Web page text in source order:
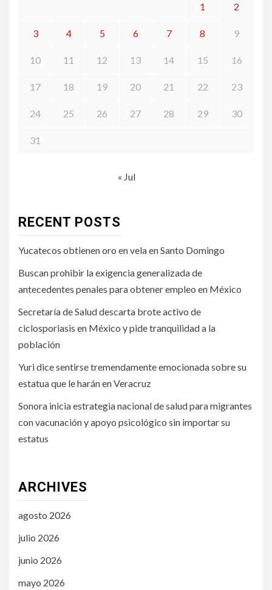
1 2
3 4 5 6 7 8 9
10 11 12 13 14 15 16
17 18 19 20 21 22 23
24 25 26 27 28 29 30
31
« Jul
RECENT POSTS
Yucatecos obtienen oro en vela en Santo Domingo
Buscan prohibir la exigencia generalizada de
antecedentes penales para obtener empleo en México
Secretaría de Salud descarta brote activo de
ciclosporiasis en México y pide tranquilidad a la
población
Yuri dice sentirse tremendamente emocionada sobre su
estatua que le harán en Veracruz
Sonora inicia estrategia nacional de salud para migrantes
con vacunación y apoyo psicológico sin importar su
estatus
ARCHIVES
agosto 2026
julio 2026
junio 2026
mayo 2026